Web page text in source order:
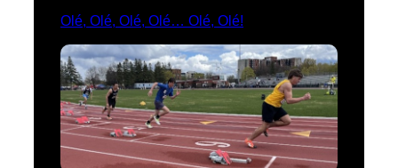
Olé, Olé, Olé, Olé… Olé, Olé!